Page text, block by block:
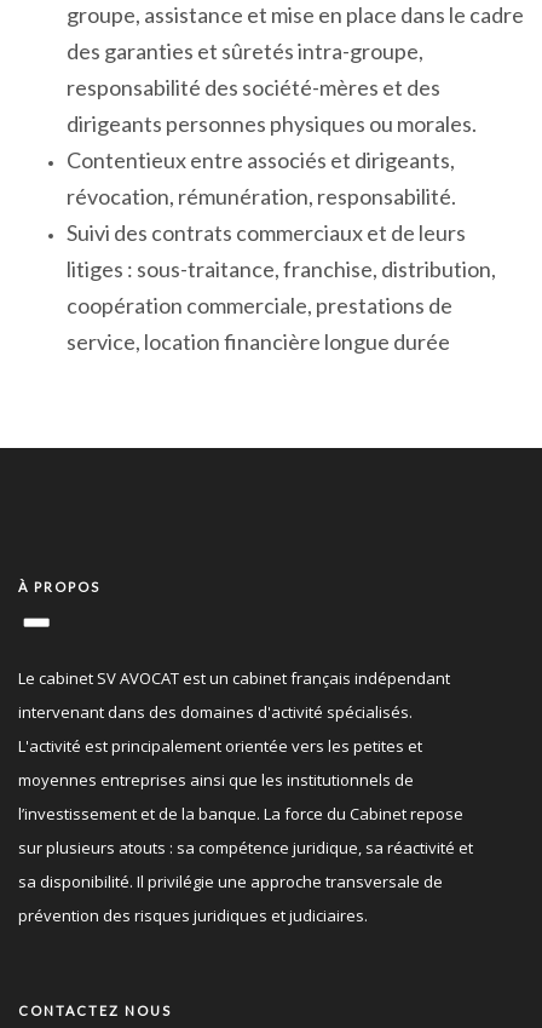
groupe, assistance et mise en place dans le cadre
des garanties et sûretés intra-groupe,
responsabilité des société-mères et des
dirigeants personnes physiques ou morales.
Contentieux entre associés et dirigeants,
révocation, rémunération, responsabilité.
Suivi des contrats commerciaux et de leurs
litiges : sous-traitance, franchise, distribution,
coopération commerciale, prestations de
service, location financière longue durée
À PROPOS
Le cabinet SV AVOCAT est un cabinet français indépendant
intervenant dans des domaines d'activité spécialisés.
L'activité est principalement orientée vers les petites et
moyennes entreprises ainsi que les institutionnels de
l’investissement et de la banque. La force du Cabinet repose
sur plusieurs atouts : sa compétence juridique, sa réactivité et
sa disponibilité. Il privilégie une approche transversale de
prévention des risques juridiques et judiciaires.
CONTACTEZ NOUS